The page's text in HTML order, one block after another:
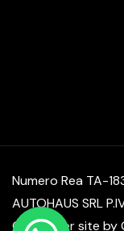
Numero Rea TA-
AUTOHAUS SRL
© Another site by